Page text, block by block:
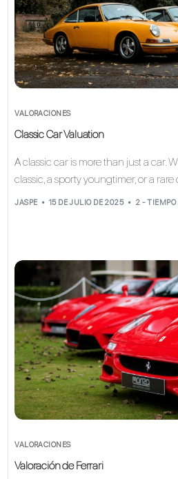
VALORACIONES
Classic Car Valuation
A classic car is more than just a car.
classic, a sporty youngtimer, or a rare
JASPE 15 DE JULIO DE 2025 2 - TIEMPO
VALORACIONES
Valoración de Ferrari